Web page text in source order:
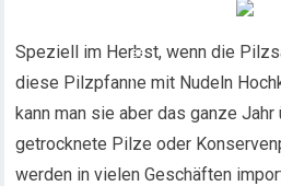
Speziell im Herbst, wenn die
diese Pilzpfanne mit Nudeln
kann man sie aber das ganze Jahr
getrocknete Pilze oder
werden in vielen Geschäften